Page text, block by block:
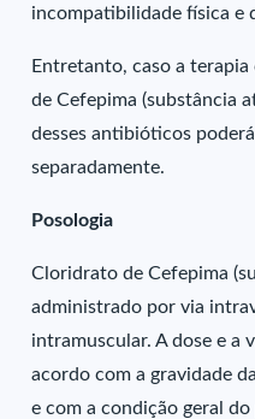
incompatibilidade física e
Entretanto, caso a
de Cefepima (substância
desses antibióticos
separadamente.
Posologia
Cloridrato de Cefepima
administrado por via
intramuscular. A dose e a
acordo com a gravidade
e com a condição geral do